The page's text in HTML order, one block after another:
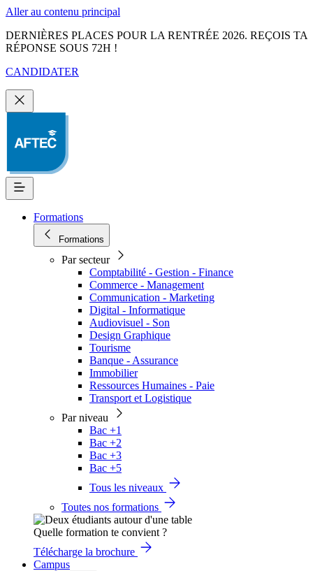
Aller au contenu principal
DERNIÈRES PLACES POUR LA RENTRÉE 2026. REÇOIS TA
RÉPONSE SOUS 72H !
CANDIDATER
Formations
Formations
Par secteur
Comptabilité - Gestion - Finance
Commerce - Management
Communication - Marketing
Digital - Informatique
Audiovisuel - Son
Design Graphique
Tourisme
Banque - Assurance
Immobilier
Ressources Humaines - Paie
Transport et Logistique
Par niveau
Bac +1
Bac +2
Bac +3
Bac +5
Tous les niveaux
Toutes nos formations
Quelle formation te convient ?
Télécharge la brochure
Campus